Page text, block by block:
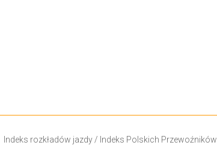
Indeks rozkładów jazdy/ Indeks Polskich Przewoźników